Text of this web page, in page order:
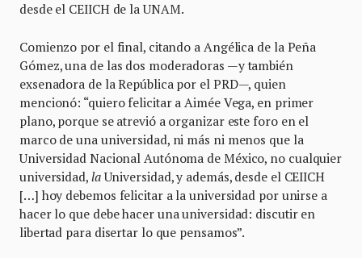
desde el CEIICH de la UNAM.
Comienzo por el final, citando a Angélica de la Peña
Gómez, una de las dos moderadoras —y también
exsenadora de la República por el PRD—, quien
mencionó: “quiero felicitar a Aimée Vega, en primer
plano, porque se atrevió a organizar este foro en el
marco de una universidad, ni más ni menos que la
Universidad Nacional Autónoma de México, no cualquier
universidad, laUniversidad, y además, desde el CEIICH
[…] hoy debemos felicitar a la universidad por unirse a
hacer lo que debe hacer una universidad: discutir en
libertad para disertar lo que pensamos”.